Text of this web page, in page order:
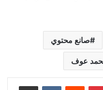
صانع محتوي
عوف
بينتيريست مشاركة عبر البريد